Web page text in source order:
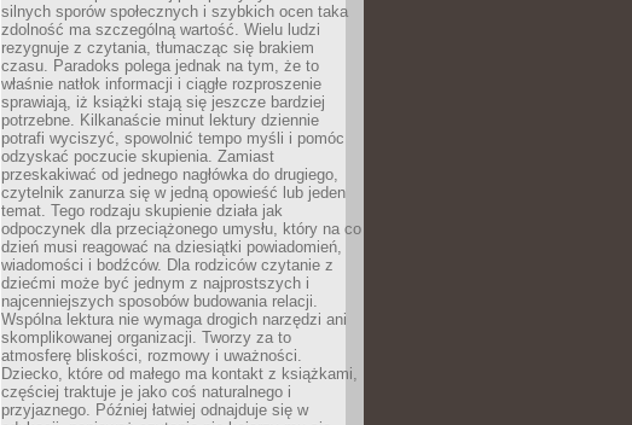
silnych sporów społecznych i szybkich ocen taka
zdolność ma szczególną wartość. Wielu ludzi
rezygnuje z czytania, tłumacząc się brakiem
czasu. Paradoks polega jednak na tym, że to
właśnie natłok informacji i ciągłe rozproszenie
sprawiają, iż książki stają się jeszcze bardziej
potrzebne. Kilkanaście minut lektury dziennie
potrafi wyciszyć, spowolnić tempo myśli i pomóc
odzyskać poczucie skupienia. Zamiast
przeskakiwać od jednego nagłówka do drugiego,
czytelnik zanurza się w jedną opowieść lub jeden
temat. Tego rodzaju skupienie działa jak
odpoczynek dla przeciążonego umysłu, który na co
dzień musi reagować na dziesiątki powiadomień,
wiadomości i bodźców. Dla rodziców czytanie z
dziećmi może być jednym z najprostszych i
najcenniejszych sposobów budowania relacji.
Wspólna lektura nie wymaga drogich narzędzi ani
skomplikowanej organizacji. Tworzy za to
atmosferę bliskości, rozmowy i uważności.
Dziecko, które od małego ma kontakt z książkami,
częściej traktuje je jako coś naturalnego i
przyjaznego. Później łatwiej odnajduje się w